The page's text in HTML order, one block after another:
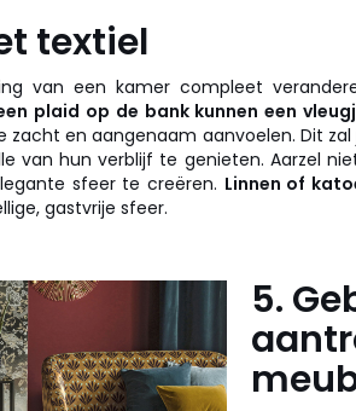
textiel
van een kamer compleet
plaid op de bank kunnen een
zacht en aangenaam aanvoelen. Dit
van hun verblijf te genieten. Aarzel
sfeer te creëren. Linnen of
gastvrije sfeer.
5.